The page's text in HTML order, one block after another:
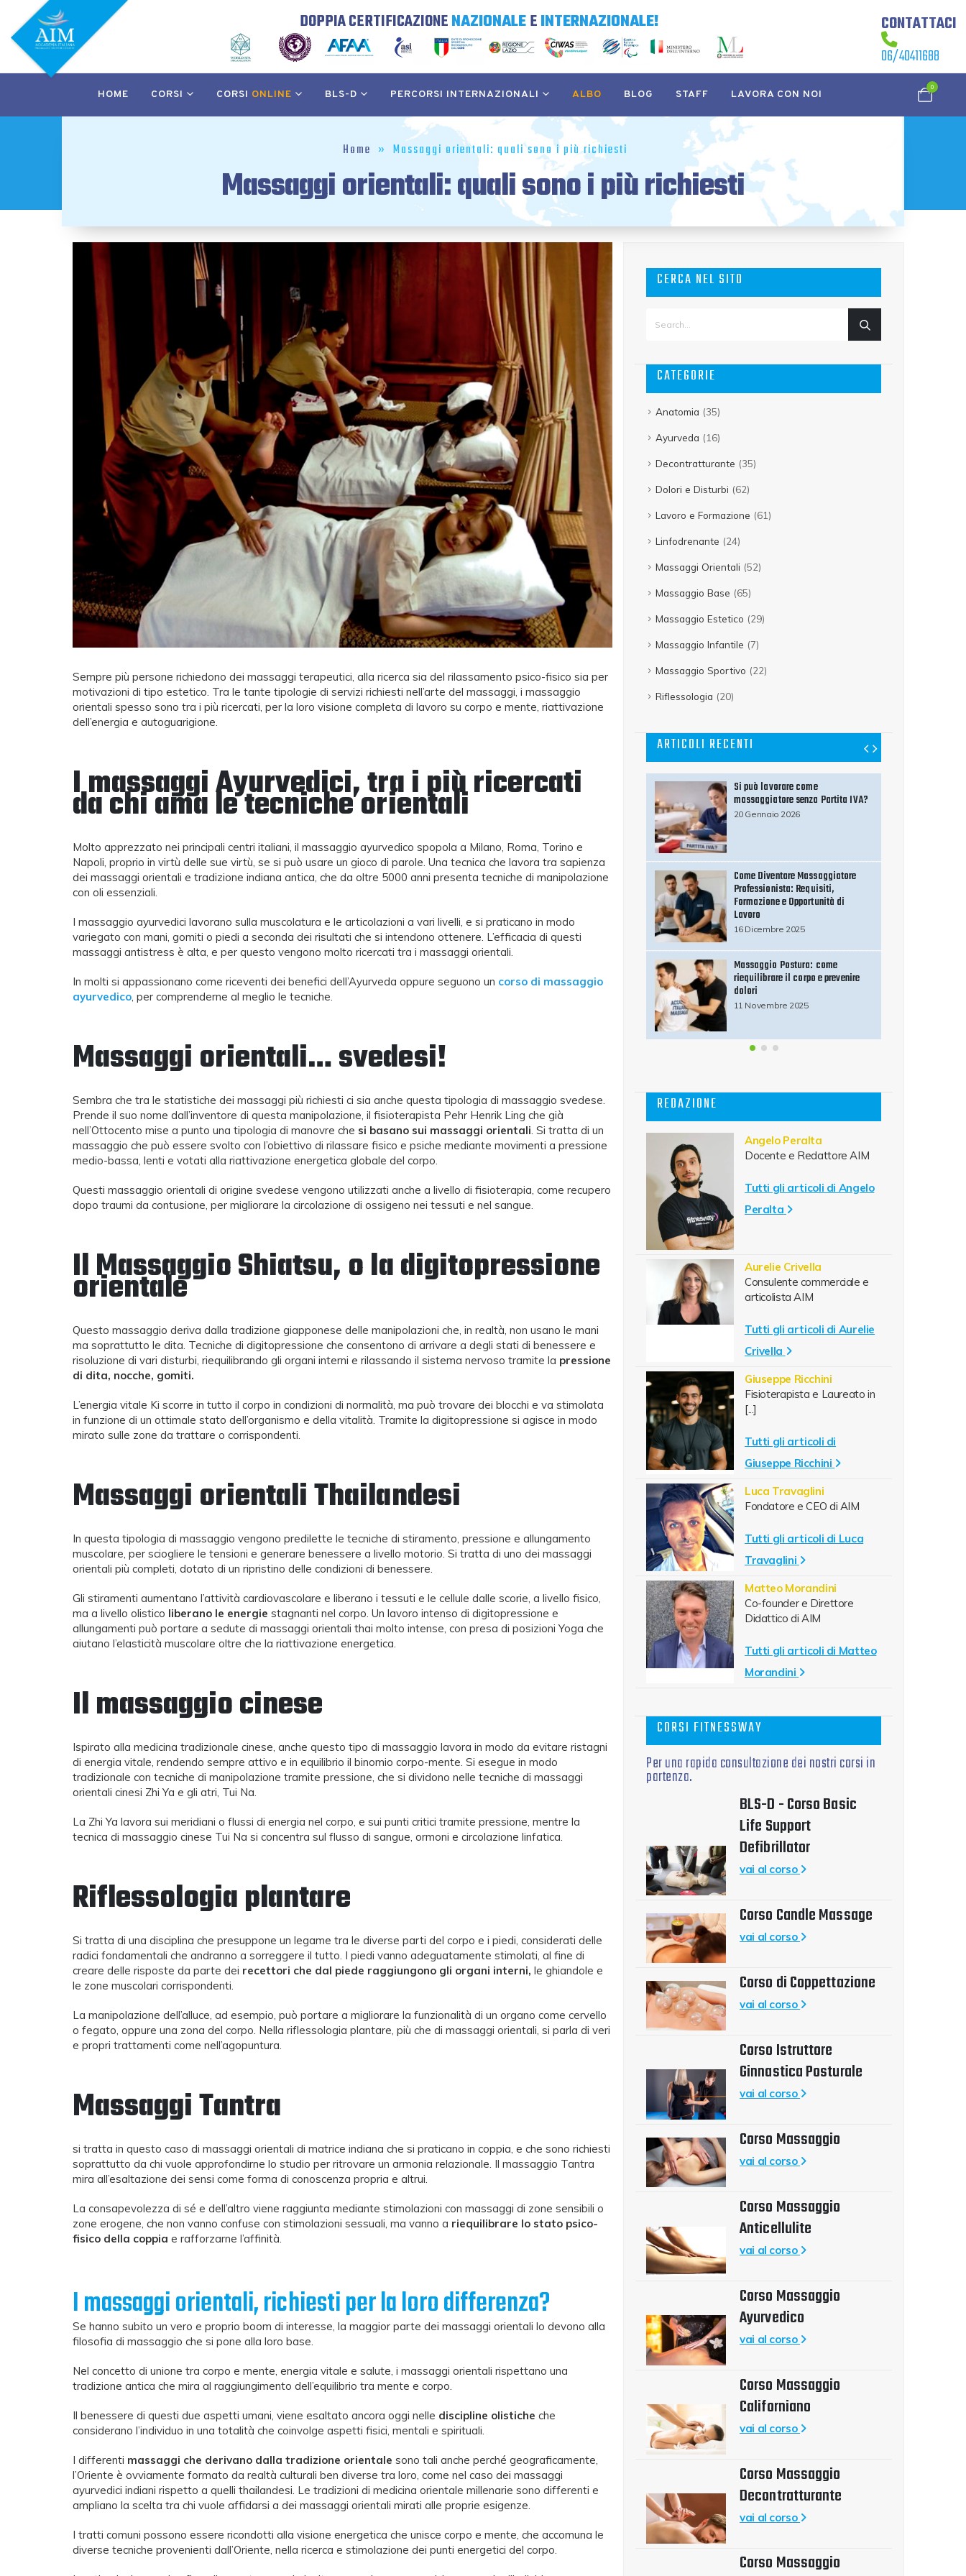
DOPPIA CERTIFICAZIONENAZIONALEEINTERNAZIONALE! CONTATTACI
06/40411688
HOME CORSI CORSI ONLINE BLS-D PERCORSI INTERNAZIONALI ALBO BLOG STAFF LAVORA CON NOI
0
Home » Massaggi orientali: quali sono i più richiesti
Massaggi orientali: quali sono i più richiesti
Sempre più persone richiedono dei massaggi terapeutici, alla ricerca sia del rilassamento psico-fisico sia per
motivazioni di tipo estetico. Tra le tante tipologie di servizi richiesti nell’arte del massaggi, i massaggio
orientali spesso sono tra i più ricercati, per la loro visione completa di lavoro su corpo e mente, riattivazione
dell’energia e autoguarigione.
I massaggi Ayurvedici, tra i più ricercati
da chi ama le tecniche orientali
Molto apprezzato nei principali centri italiani, il massaggio ayurvedico spopola a Milano, Roma, Torino e
Napoli, proprio in virtù delle sue virtù, se si può usare un gioco di parole. Una tecnica che lavora tra sapienza
dei massaggi orientali e tradizione indiana antica, che da oltre 5000 anni presenta tecniche di manipolazione
con oli essenziali.
I massaggio ayurvedici lavorano sulla muscolatura e le articolazioni a vari livelli, e si praticano in modo
variegato con mani, gomiti o piedi a seconda dei risultati che si intendono ottenere. L’efficacia di questi
massaggi antistress è alta, e per questo vengono molto ricercati tra i massaggi orientali.
In molti si appassionano come riceventi dei benefici dell’Ayurveda oppure seguono un corso di massaggio
ayurvedico , per comprenderne al meglio le tecniche.
Massaggi orientali… svedesi!
Sembra che tra le statistiche dei massaggi più richiesti ci sia anche questa tipologia di massaggio svedese.
Prende il suo nome dall’inventore di questa manipolazione, il fisioterapista Pehr Henrik Ling che già
nell’Ottocento mise a punto una tipologia di manovre che si basano sui massaggi orientali . Si tratta di un
massaggio che può essere svolto con l’obiettivo di rilassare fisico e psiche mediante movimenti a pressione
medio-bassa, lenti e votati alla riattivazione energetica globale del corpo.
Questi massaggio orientali di origine svedese vengono utilizzati anche a livello di fisioterapia, come recupero
dopo traumi da contusione, per migliorare la circolazione di ossigeno nei tessuti e nel sangue.
Il Massaggio Shiatsu, o la digitopressione
orientale
Questo massaggio deriva dalla tradizione giapponese delle manipolazioni che, in realtà, non usano le mani
ma soprattutto le dita. Tecniche di digitopressione che consentono di arrivare a degli stati di benessere e
risoluzione di vari disturbi, riequilibrando gli organi interni e rilassando il sistema nervoso tramite la pressione
di dita, nocche, gomiti.
L’energia vitale Ki scorre in tutto il corpo in condizioni di normalità, ma può trovare dei blocchi e va stimolata
in funzione di un ottimale stato dell’organismo e della vitalità. Tramite la digitopressione si agisce in modo
mirato sulle zone da trattare o corrispondenti.
Massaggi orientali Thailandesi
In questa tipologia di massaggio vengono predilette le tecniche di stiramento, pressione e allungamento
muscolare, per sciogliere le tensioni e generare benessere a livello motorio. Si tratta di uno dei massaggi
orientali più completi, dotato di un ripristino delle condizioni di benessere.
Gli stiramenti aumentano l’attività cardiovascolare e liberano i tessuti e le cellule dalle scorie, a livello fisico,
ma a livello olistico liberano le energiestagnanti nel corpo. Un lavoro intenso di digitopressione e
allungamenti può portare a sedute di massaggi orientali thai molto intense, con presa di posizioni Yoga che
aiutano l’elasticità muscolare oltre che la riattivazione energetica.
Il massaggio cinese
Ispirato alla medicina tradizionale cinese, anche questo tipo di massaggio lavora in modo da evitare ristagni
di energia vitale, rendendo sempre attivo e in equilibrio il binomio corpo-mente. Si esegue in modo
tradizionale con tecniche di manipolazione tramite pressione, che si dividono nelle tecniche di massaggi
orientali cinesi Zhi Ya e gli atri, Tui Na.
La Zhi Ya lavora sui meridiani o flussi di energia nel corpo, e sui punti critici tramite pressione, mentre la
tecnica di massaggio cinese Tui Na si concentra sul flusso di sangue, ormoni e circolazione linfatica.
Riflessologia plantare
Si tratta di una disciplina che presuppone un legame tra le diverse parti del corpo e i piedi, considerati delle
radici fondamentali che andranno a sorreggere il tutto. I piedi vanno adeguatamente stimolati, al fine di
creare delle risposte da parte dei recettori che dal piede raggiungono gli organi interni,le ghiandole e
le zone muscolari corrispondenti.
La manipolazione dell’alluce, ad esempio, può portare a migliorare la funzionalità di un organo come cervello
o fegato, oppure una zona del corpo. Nella riflessologia plantare, più che di massaggi orientali, si parla di veri
e propri trattamenti come nell’agopuntura.
Massaggi Tantra
si tratta in questo caso di massaggi orientali di matrice indiana che si praticano in coppia, e che sono richiesti
soprattutto da chi vuole approfondirne lo studio per ritrovare un armonia relazionale. Il massaggio Tantra
mira all’esaltazione dei sensi come forma di conoscenza propria e altrui.
La consapevolezza di sé e dell’altro viene raggiunta mediante stimolazioni con massaggi di zone sensibili o
zone erogene, che non vanno confuse con stimolazioni sessuali, ma vanno a riequilibrare lo stato psico-
fisico della coppia e rafforzarne l’affinità.
I massaggi orientali, richiesti per la loro differenza?
Se hanno subito un vero e proprio boom di interesse, la maggior parte dei massaggi orientali lo devono alla
filosofia di massaggio che si pone alla loro base.
Nel concetto di unione tra corpo e mente, energia vitale e salute, i massaggi orientali rispettano una
tradizione antica che mira al raggiungimento dell’equilibrio tra mente e corpo.
Il benessere di questi due aspetti umani, viene esaltato ancora oggi nelle discipline olisticheche
considerano l’individuo in una totalità che coinvolge aspetti fisici, mentali e spirituali.
I differenti massaggi che derivano dalla tradizione orientale sono tali anche perché geograficamente,
l’Oriente è ovviamente formato da realtà culturali ben diverse tra loro, come nel caso dei massaggi
ayurvedici indiani rispetto a quelli thailandesi. Le tradizioni di medicina orientale millenarie sono differenti e
ampliano la scelta tra chi vuole affidarsi a dei massaggi orientali mirati alle proprie esigenze.
I tratti comuni possono essere ricondotti alla visione energetica che unisce corpo e mente, che accomuna le
diverse tecniche provenienti dall’Oriente, nella ricerca e stimolazione dei punti energetici del corpo.
CERCA NEL SITO
CATEGORIE
Anatomia (35)
Ayurveda (16)
Decontratturante (35)
Dolori e Disturbi (62)
Lavoro e Formazione (61)
Linfodrenante (24)
Massaggi Orientali (52)
Massaggio Base (65)
Massaggio Estetico (29)
Massaggio Infantile (7)
Massaggio Sportivo (22)
Riflessologia (20)
ARTICOLI RECENTI
Massaggio Recupero Muscolare:
perché è essenziale dopo
l’allenamento
Massaggio Muscoli: Tecniche,
Benefici e Consigli per il Benessere
20 Agosto 2025
tecniche di massaggio per
alleviare il dolore
9 Luglio 2025
Contrattura del trapezio: tecniche
di massaggio fai-da-te che
funzionano
Come massaggiare correttamente i
studenti e futuri professionisti del
massaggio
Si può lavorare come
Come Diventare Massaggiatore
Lavoro
16 Dicembre 2025
riequilibrare il corpo e prevenire
Massaggio Recupero Muscolare:
perché è essenziale dopo
l’allenamento
Massaggio Muscoli: Tecniche,
Benefici e Consigli per il Benessere
Fisico
20 Agosto 2025
Tendinite: rimedi della nonna e
tecniche di massaggio per
alleviare il dolore
9 Luglio 2025
REDAZIONE
Angelo Peralta
Docente e Redattore AIM
Tutti gli articoli di Angelo
Peralta
Aurelie Crivella
Consulente commerciale e
articolista AIM
Tutti gli articoli di Aurelie
Crivella
Giuseppe Ricchini
Fisioterapista e Laureato in
[...]
Tutti gli articoli di
Giuseppe Ricchini
Luca Travaglini
Fondatore e CEO di AIM
Tutti gli articoli di Luca
Travaglini
Matteo Morandini
Co-founder e Direttore
Didattico di AIM
Tutti gli articoli di Matteo
Morandini
CORSI FITNESSWAY
Per una rapida consultazione dei nostri corsi in
partenza.
BLS-D - Corso Basic
Life Support
Defibrillator
vai al corso
Corso Candle Massage
vai al corso
Corso di Coppettazione
vai al corso
Corso Istruttore
Ginnastica Posturale
vai al corso
Corso Massaggio
vai al corso
Corso Massaggio
Anticellulite
vai al corso
Corso Massaggio
Ayurvedico
vai al corso
Corso Massaggio
Californiano
vai al corso
Corso Massaggio
Decontratturante
vai al corso
Corso Massaggio